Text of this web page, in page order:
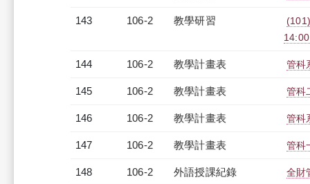
143 106-2 教學研習
144 106-2 教學計畫表 管科
145 106-2 教學計畫表 管科
146 106-2 教學計畫表 管科
147 106-2 教學計畫表 管科
148 106-2 外語授課紀錄 全財